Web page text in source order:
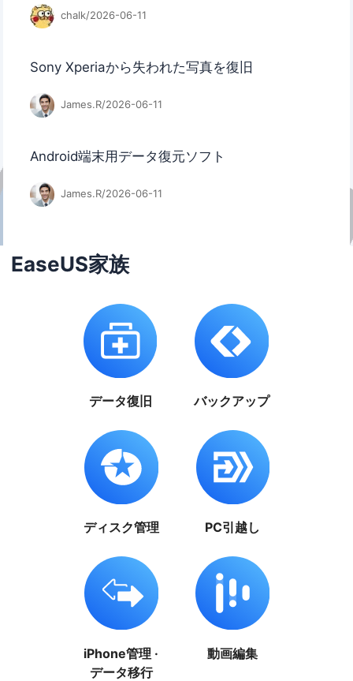
chalk/2026-06-11
Sony Xperiaから失われた写真を復旧
James.R/2026-06-11
Android端末用データ復元ソフト
James.R/2026-06-11
EaseUS家族
データ復旧 バックアップ
ディスク管理 PC引越し
iPhone管理 ·
データ移行
動画編集